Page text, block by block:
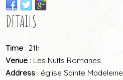
DETAILS
Time : 21h
Venue : Les Nuits Romanes
Address : église Sainte Madeleine